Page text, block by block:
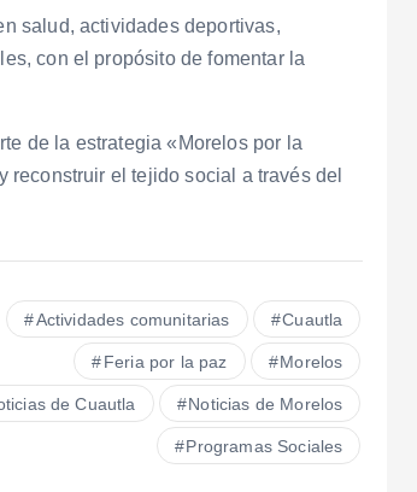
salud, actividades deportivas,
con el propósito de fomentar la
de la estrategia «Morelos por la
el tejido social a través del
Actividades comunitarias Cuautla
Feria por la paz Morelos
de Cuautla Noticias de Morelos
Programas Sociales